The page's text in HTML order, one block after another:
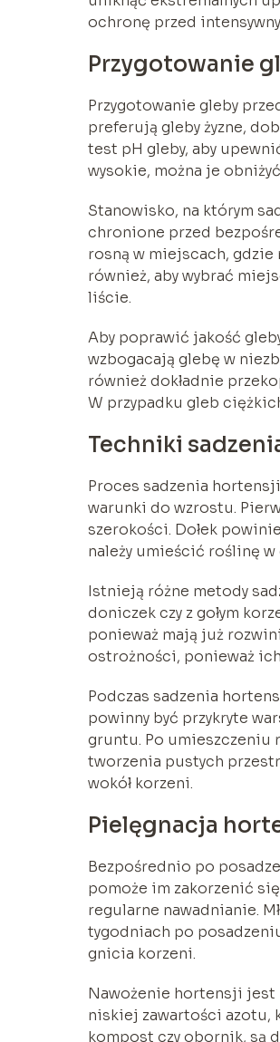
ochronę przed
Przygotowanie
Przygotowanie gleby
preferują gleby żyzne,
test pH gleby, aby
wysokie, można je
Stanowisko, na którym
chronione przed
rosną w miejscach,
również, aby wybrać
liście.
Aby poprawić jakość
wzbogacają glebę w
również dokładnie
W przypadku gleb
Techniki
Proces sadzenia
warunki do wzrostu.
szerokości. Dołek
należy umieścić roślinę w
Istnieją różne metody
doniczek czy z gołym
ponieważ mają już
ostrożności, ponieważ
Podczas sadzenia
powinny być przykryte
gruntu. Po umieszczeniu
tworzenia pustych
wokół korzeni.
Pielęgnacja
Bezpośrednio po
pomoże im zakorzenić
regularne nawadnianie.
tygodniach po
gnicia korzeni.
Nawożenie hortensji jest
niskiej zawartości azotu,
kompost czy obornik, są